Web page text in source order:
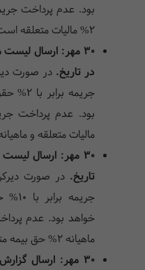
بود. عدم پرداخت
۲% مالیات متعلقه است.
۳۰ مهر: ارسال
در تاریخ. در صورت
جریمه
مالیات متعلقه و ماهیانه ۵/۲% مالیات متعلقه
۳۰ مهر: ارسال
تاریخ. در صورت
خواهد بود. عدم
ماهیانه ۲% حق بیمه متعلقه است.
۳۰ مهر: ارسال گزارش حسابرسی در تاریخ.